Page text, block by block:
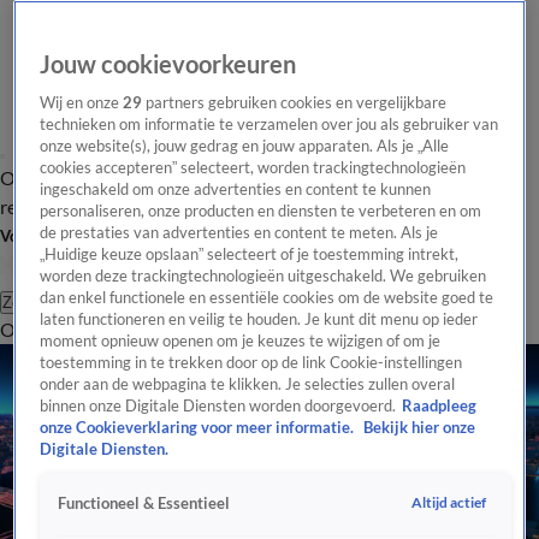
Overzicht Laatste nieuws Regionieuws Het beste van Hart
Tip de
redactie
Volg Hart van Nederland
Zoeken
OverzichtRegioUitzendingenWeerTip de redactiePanelVideo's
Jouw cookievoorkeuren
Wij en onze29 partners gebruiken cookies en vergelijkbare
technieken om informatie te verzamelen over jou als gebruiker van
onze website(s), jouw gedrag en jouw apparaten. Als je „Alle
cookies accepteren” selecteert, worden trackingtechnologieën
ingeschakeld om onze advertenties en content te kunnen
personaliseren, onze producten en diensten te verbeteren en om
de prestaties van advertenties en content te meten. Als je
„Huidige keuze opslaan” selecteert of je toestemming intrekt,
worden deze trackingtechnologieën uitgeschakeld. We gebruiken
dan enkel functionele en essentiële cookies om de website goed te
laten functioneren en veilig te houden. Je kunt dit menu op ieder
moment opnieuw openen om je keuzes te wijzigen of om je
toestemming in te trekken door op de link Cookie-instellingen
onder aan de webpagina te klikken. Je selecties zullen overal
binnen onze Digitale Diensten worden doorgevoerd. Raadpleeg
onze Cookieverklaring voor meer informatie.
Bekijk hier onze
Digitale Diensten.
Functioneel & Essentieel Altijd actief